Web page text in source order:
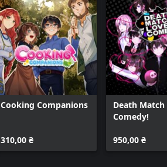
Cooking Companions
310,00 ₴
Death Match
Comedy!
950,00 ₴